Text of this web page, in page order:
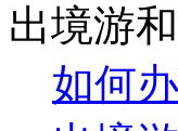
出境游
如何